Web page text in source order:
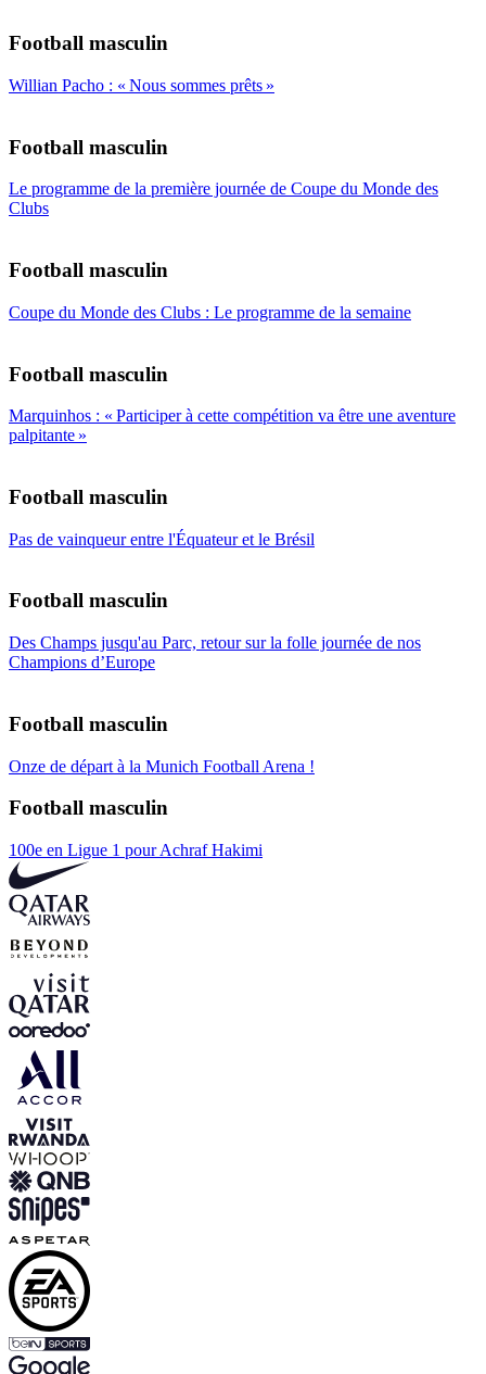
Football masculin
Willian Pacho : « Nous sommes prêts »
Football masculin
Le programme de la première journée de Coupe du Monde des
Clubs
Football masculin
Coupe du Monde des Clubs : Le programme de la semaine
Football masculin
Marquinhos : « Participer à cette compétition va être une aventure
palpitante »
Football masculin
Pas de vainqueur entre l'Équateur et le Brésil
Football masculin
Des Champs jusqu'au Parc, retour sur la folle journée de nos
Champions d’Europe
Football masculin
Onze de départ à la Munich Football Arena !
Football masculin
100e en Ligue 1 pour Achraf Hakimi